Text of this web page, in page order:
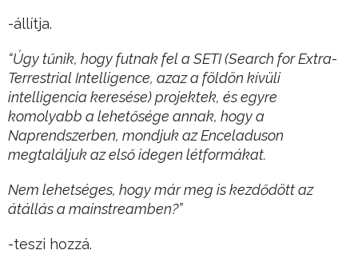
-állítja.
“Úgy tűnik, hogy futnak fel a SETI (Search for Extra-
Terrestrial Intelligence, azaz a földön kívüli
intelligencia keresése) projektek, és egyre
komolyabb a lehetősége annak, hogy a
Naprendszerben, mondjuk az Enceladuson
megtaláljuk az első idegen létformákat.
Nem lehetséges, hogy már meg is kezdődött az
átállás a mainstreamben?”
-teszi hozzá.